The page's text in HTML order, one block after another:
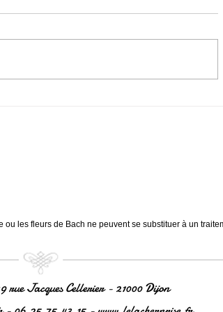
Jalousie & Colère
des...
les fleurs de Bach ne peuvent se substituer à un
rue Jacques Cellerier - 21000 Dijon